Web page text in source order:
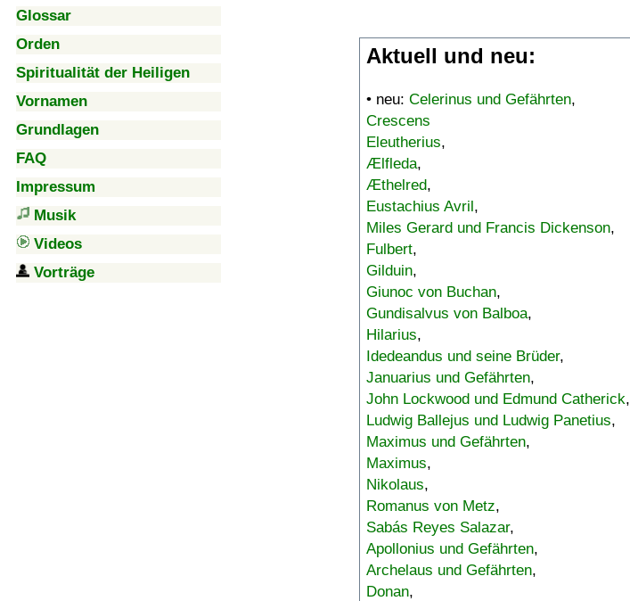
Glossar
Orden
Spiritualität der Heiligen
Vornamen
Grundlagen
FAQ
Impressum
Musik
Videos
Vorträge
Aktuell und neu:
• neu: Celerinus und Gefährten,
Crescens
Eleutherius,
Ælfleda,
Æthelred,
Eustachius Avril,
Miles Gerard und Francis Dickenson,
Fulbert,
Gilduin,
Giunoc von Buchan,
Gundisalvus von Balboa,
Hilarius,
Idedeandus und seine Brüder,
Januarius und Gefährten,
John Lockwood und Edmund Catherick,
Ludwig Ballejus und Ludwig Panetius,
Maximus und Gefährten,
Maximus,
Nikolaus,
Romanus von Metz,
Sabás Reyes Salazar,
Apollonius und Gefährten,
Archelaus und Gefährten,
Donan,